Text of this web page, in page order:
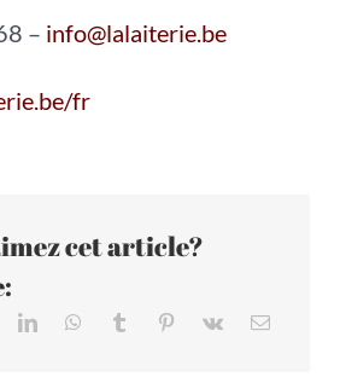
– info@lalaiterie.be
fr
cet article?